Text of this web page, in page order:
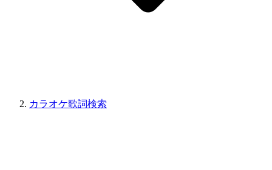
カラオケ歌詞検索